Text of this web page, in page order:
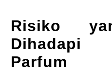
Risiko
Parfum